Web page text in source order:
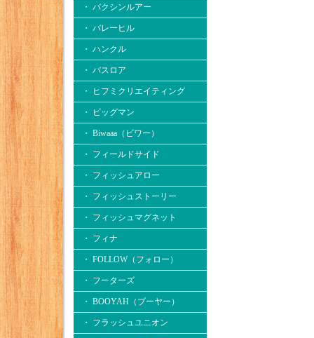
・ バクシンルアー
・ バレーヒル
・ ハンクル
・ バスロア
・ ヒフミクリエイティング
・ ビッグマン
・ Biwaaa（ビワー）
・ フィールドサイド
・ フィッシュアロー
・ フィッシュストーリー
・ フィッシュマグネット
・ フィナ
・ FOLLOW（フォロー）
・ フーターズ
・ BOOYAH（ブーヤー）
・ フラッシュユニオン